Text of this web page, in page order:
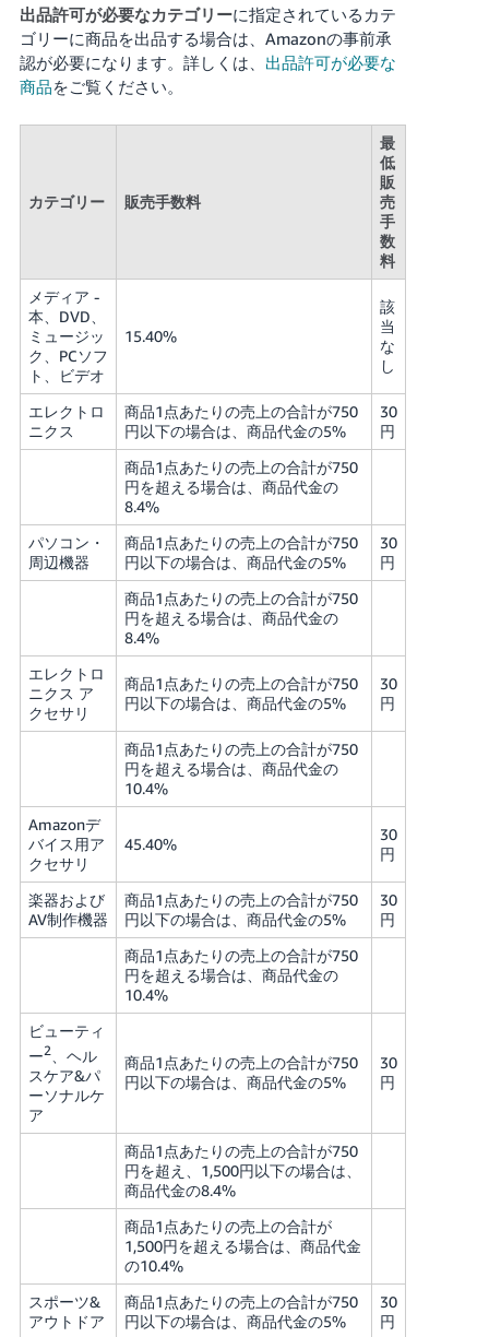
出品許可が必要なカテゴリーに指定されているカテ
ゴリーに商品を出品する場合は、Amazonの事前承
認が必要になります。 詳しくは、 出品許可が必要な
商品をご覧ください。
カテゴリー 販売手数料
最
低
販
売
手
数
料
メディア -
本、DVD、
ミュージッ
ク、PCソフ
ト、ビデオ
15.40%
該
当
な
し
エレクトロ
ニクス
商品1点あたりの売上の合計が750
円以下の場合は、商品代金の5%
30
円
商品1点あたりの売上の合計が750
円を超える場合は、商品代金の
8.4%
パソコン・
周辺機器
商品1点あたりの売上の合計が750
円以下の場合は、商品代金の5%
30
円
商品1点あたりの売上の合計が750
円を超える場合は、商品代金の
8.4%
エレクトロ
ニクス ア
クセサリ
商品1点あたりの売上の合計が750
円以下の場合は、商品代金の5%
30
円
商品1点あたりの売上の合計が750
円を超える場合は、商品代金の
10.4%
Amazonデ
バイス用ア
クセサリ
45.40%
30
円
楽器および
AV制作機器
商品1点あたりの売上の合計が750
円以下の場合は、商品代金の5%
30
円
商品1点あたりの売上の合計が750
円を超える場合は、商品代金の
10.4%
ビューティ
ー2、ヘル
スケア&パ
ーソナルケ
ア
商品1点あたりの売上の合計が750
円以下の場合は、商品代金の5%
30
円
商品1点あたりの売上の合計が750
円を超え、1,500円以下の場合は、
商品代金の8.4%
商品1点あたりの売上の合計が
1,500円を超える場合は、商品代金
の10.4%
スポーツ&
アウトドア
商品1点あたりの売上の合計が750
円以下の場合は、商品代金の5%
30
円